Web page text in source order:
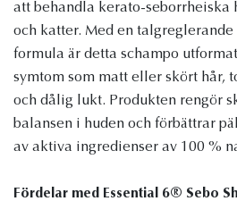
att behandla kerato-seborrheiska
och katter. Med en
formula är detta schampo
symtom som matt eller skört hår,
och dålig lukt. Produkten rengör
balansen i huden och förbättrar
av aktiva ingredienser av 100 %
Fördelar med Essential 6® Sebo